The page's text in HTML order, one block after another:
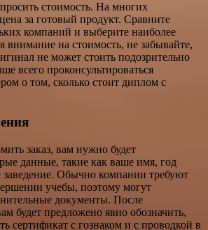
стоимость. На многих
за готовый продукт. Сравните
компаний и выберите наиболее
внимание на стоимость, не забывайте,
не может стоить подозрительно
всего проконсультироваться
о том, сколько стоит диплом с
заказ, вам нужно будет
данные, такие как ваше имя, год
заведение. Обычно компании требуют
учебы, поэтому могут
документы. После
будет предложено явно обозначить,
сертификат с гознаком и с проводкой в